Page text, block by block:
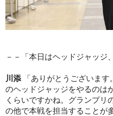
－－「本日はヘッドジャッジ
川添 「ありがとうございま
のヘッドジャッジをやるのは
くらいですかね。グランプリ
の他で本戦を担当することが